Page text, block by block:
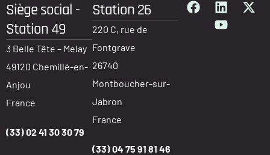
Siège social -
Station 49
3 Belle Tête – Melay
49120 Chemillé-en-
Anjou
France
(33) 02 41 30 30 79
Station 26
220 C, rue de
Fontgrave
26740
Montboucher-sur-
Jabron
France
(33) 04 75 91 81 46